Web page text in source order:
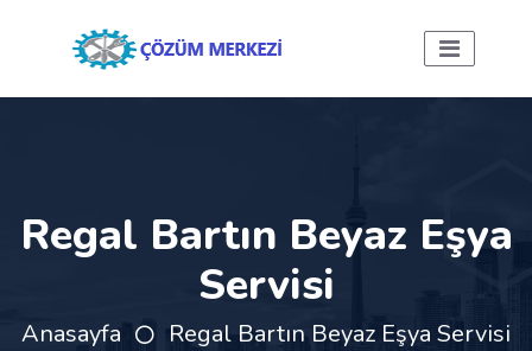
Regal Bartın Beyaz Eşya
Servisi
Anasayfa Regal Bartın Beyaz Eşya Servisi